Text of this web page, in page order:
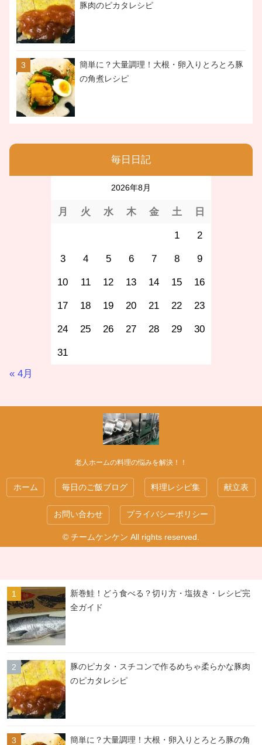
豚肉のピカタレシピ
簡単に？大量調理！大根・卵入りとろとろ豚
の角煮レシピ
毎日日記
2026年8月
月 火 水 木 金 土 日
1 2
3 4 5 6 7 8 9
10 11 12 13 14 15 16
17 18 19 20 21 22 23
24 25 26 27 28 29 30
31
« 4月
老人ホームの料理の悩みを解決！！
ホーム 毎日のご飯ブログ 料理レシピ集 献立表
お問い合わせ プライバシーポリシー
© チームケンケン All rights reserved.
新巻鮭！どう食べる？切り方・塩抜き・レシピ完
全ガイド
豚のピカタ・スチコンで作るめちゃ柔らかな豚肉
のピカタレシピ
簡単に？大量調理！大根・卵入りとろとろ豚の角